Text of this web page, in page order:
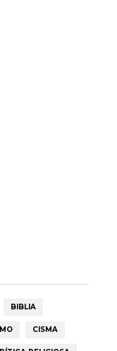
BIBLIA
CISMA